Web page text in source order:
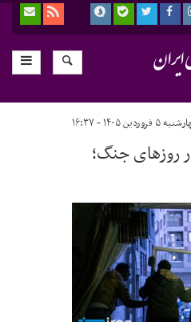
۵ فروردین ۱۴۰۵ - ۱۶:۳۷
روزهای جنگ؛